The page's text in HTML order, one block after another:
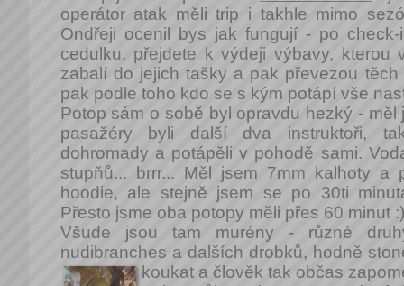
operátor atak měli trip i takhle mimo
Ondřeji ocenil bys jak fungují - po check-
cedulku, přejdete k výdeji výbavy, kterou
zabalí do jejich tašky a pak převezou
pak podle toho kdo se s kým potápí vše
Potop sám o sobě byl opravdu hezký - měl
pasažéry byli další dva instruktoři,
dohromady a potápěli v pohodě sami.
stupňů... brrr... Měl jsem 7mm kalhoty
hoodie, ale stejně jsem se po 30ti
Přesto jsme oba potopy měli přes 60 minut :)
Všude jsou tam murény - různé
nudibranches a dalších drobků, hodně
koukat a člověk tak občas